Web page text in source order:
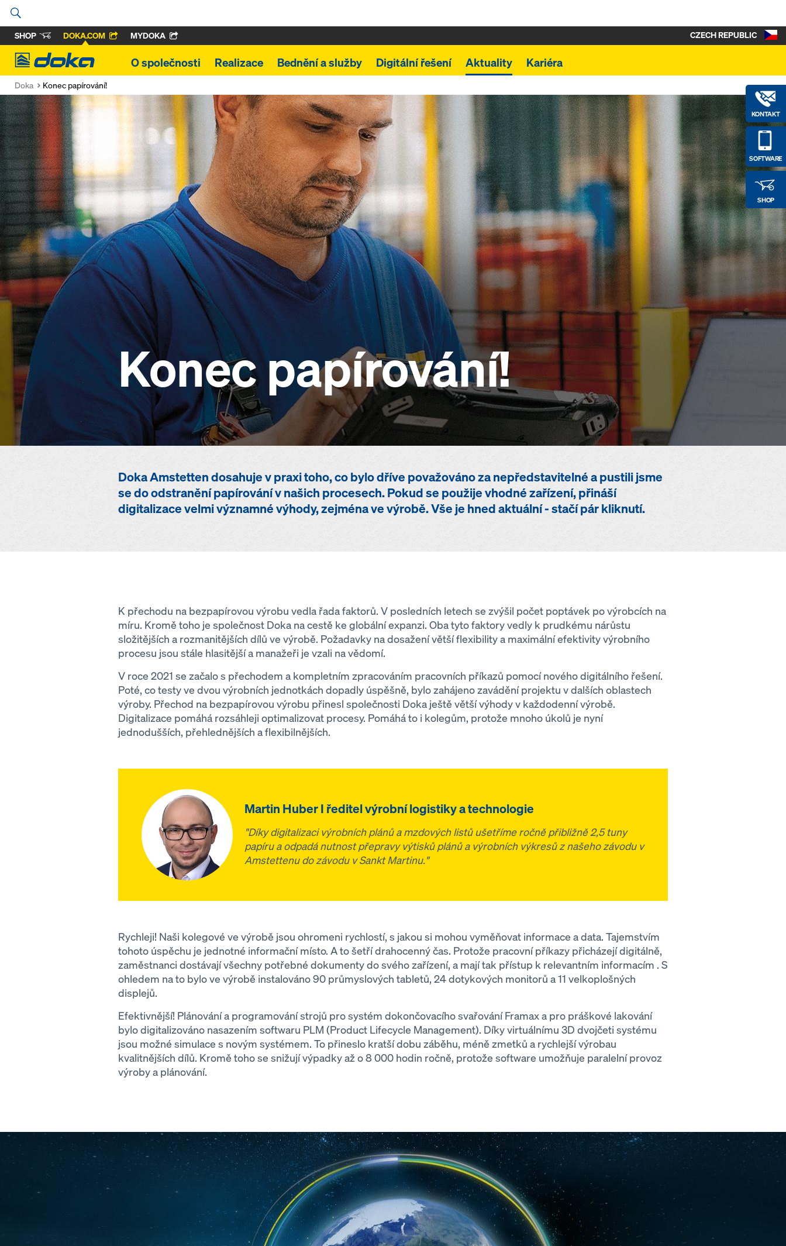
SHOP DOKA.COM MYDOKA
Doka
O společnosti Realizace Bednění a služby Digitální řešení Aktuality Kariéra
KONTAKT
SOFTWARE
SHOP
CZECH REPUBLIC
Doka Konec papírování!
Konec papírování!
Doka Amstetten dosahuje v praxi toho, co bylo dříve považováno za nepředstavitelné a pustili jsme
se do odstranění papírování v našich procesech. Pokud se použije vhodné zařízení, přináší
digitalizace velmi významné výhody, zejména ve výrobě. Vše je hned aktuální - stačí pár kliknutí.
K přechodu na bezpapírovou výrobu vedla řada faktorů. V posledních letech se zvýšil počet poptávek po výrobcích na
míru. Kromě toho je společnost Doka na cestě ke globální expanzi. Oba tyto faktory vedly k prudkému nárůstu
složitějších a rozmanitějších dílů ve výrobě. Požadavky na dosažení větší flexibility a maximální efektivity výrobního
procesu jsou stále hlasitější a manažeři je vzali na vědomí.
V roce 2021 se začalo s přechodem a kompletním zpracováním pracovních příkazů pomocí nového digitálního řešení.
Poté, co testy ve dvou výrobních jednotkách dopadly úspěšně, bylo zahájeno zavádění projektu v dalších oblastech
výroby. Přechod na bezpapírovou výrobu přinesl společnosti Doka ještě větší výhody v každodenní výrobě.
Digitalizace pomáhá rozsáhleji optimalizovat procesy. Pomáhá to i kolegům, protože mnoho úkolů je nyní
jednodušších, přehlednějších a flexibilnějších.
Martin Huber I ředitel výrobní logistiky a technologie
"Díky digitalizaci výrobních plánů a mzdových listů ušetříme ročně přibližně 2,5 tuny
papíru a odpadá nutnost přepravy výtisků plánů a výrobních výkresů z našeho závodu v
Amstettenu do závodu v Sankt Martinu."
Rychleji! Naši kolegové ve výrobě jsou ohromeni rychlostí, s jakou si mohou vyměňovat informace a data. Tajemstvím
tohoto úspěchu je jednotné informační místo. A to šetří drahocenný čas. Protože pracovní příkazy přicházejí digitálně,
zaměstnanci dostávají všechny potřebné dokumenty do svého zařízení, a mají tak přístup k relevantním informacím . S
ohledem na to bylo ve výrobě instalováno 90 průmyslových tabletů, 24 dotykových monitorů a 11 velkoplošných
displejů.
Efektivnější! Plánování a programování strojů pro systém dokončovacího svařování Framax a pro práškové lakování
bylo digitalizováno nasazením softwaru PLM (Product Lifecycle Management). Díky virtuálnímu 3D dvojčeti systému
jsou možné simulace s novým systémem. To přineslo kratší dobu záběhu, méně zmetků a rychlejší výrobau
kvalitnějších dílů. Kromě toho se snižují výpadky až o 8 000 hodin ročně, protože software umožňuje paralelní provoz
výroby a plánování.